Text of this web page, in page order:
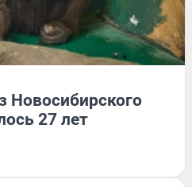
Новосибирского
27 лет